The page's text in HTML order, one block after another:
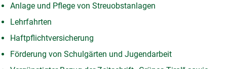
Anlage und Pflege von Streuobstanlagen
Lehrfahrten
Haftpflichtversicherung
Förderung von Schulgärten und Jugendarbeit